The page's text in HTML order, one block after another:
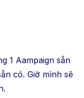
1 Aampaign sẵn
có. Giờ mình sẽ